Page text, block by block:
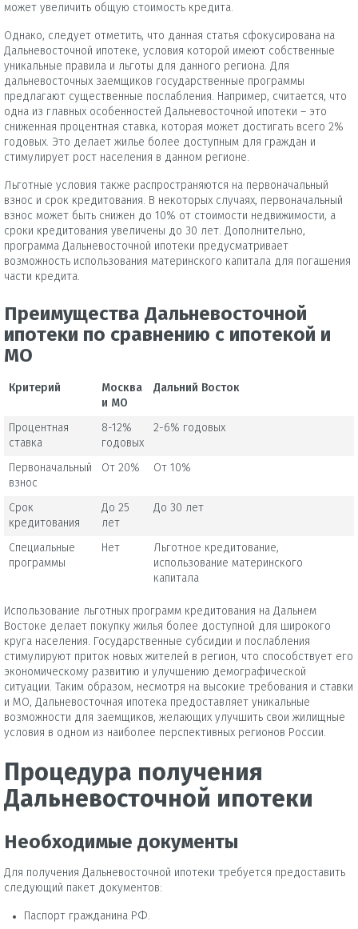
может увеличить общую стоимость кредита.
Однако, следует отметить, что данная статья сфокусирована на
Дальневосточной ипотеке, условия которой имеют собственные
уникальные правила и льготы для данного региона. Для
дальневосточных заемщиков государственные программы
предлагают существенные послабления. Например, считается, что
одна из главных особенностей Дальневосточной ипотеки – это
сниженная процентная ставка, которая может достигать всего 2%
годовых. Это делает жилье более доступным для граждан и
стимулирует рост населения в данном регионе.
Льготные условия также распространяются на первоначальный
взнос и срок кредитования. В некоторых случаях, первоначальный
взнос может быть снижен до 10% от стоимости недвижимости, а
сроки кредитования увеличены до 30 лет. Дополнительно,
программа Дальневосточной ипотеки предусматривает
возможность использования материнского капитала для погашения
части кредита.
Преимущества Дальневосточной
ипотеки по сравнению с ипотекой и
МО
Критерий
Москва
и МО
Дальний Восток
Процентная
ставка
8-12%
годовых
2-6% годовых
Первоначальный
взнос
От 20% От 10%
Срок
кредитования
До 25
лет
До 30 лет
Специальные
программы
Нет
Льготное кредитование,
использование материнского
капитала
Использование льготных программ кредитования на Дальнем
Востоке делает покупку жилья более доступной для широкого
круга населения. Государственные субсидии и послабления
стимулируют приток новых жителей в регион, что способствует его
экономическому развитию и улучшению демографической
ситуации. Таким образом, несмотря на высокие требования и ставки
и МО, Дальневосточная ипотека предоставляет уникальные
возможности для заемщиков, желающих улучшить свои жилищные
условия в одном из наиболее перспективных регионов России.
Процедура получения
Дальневосточной ипотеки
Необходимые документы
Для получения Дальневосточной ипотеки требуется предоставить
следующий пакет документов:
Паспорт гражданина РФ.